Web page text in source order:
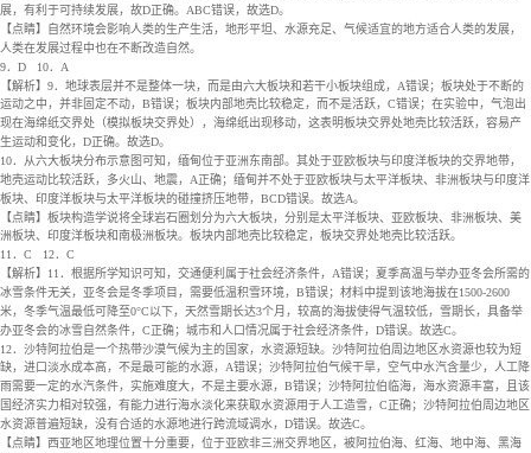
展，有利于可持续发展，故D正确。ABC错误，故选D。
【点睛】自然环境会影响人类的生产生活，地形平坦、水源充足、气候适宜的地方适合人类的发展，
人类在发展过程中也在不断改造自然。
9．D
10．A
【解析】9．地球表层并不是整体一块，而是由六大板块和若干小板块组成，A错误；板块处于不断的
运动之中，并非固定不动，B错误；板块内部地壳比较稳定，而不是活跃，C错误；在实验中，气泡出
现在海绵纸交界处（模拟板块交界处），海绵纸出现移动，这表明板块交界处地壳比较活跃，容易产
生运动和变化，D正确。故选D。
10．从六大板块分布示意图可知，缅甸位于亚洲东南部。其处于亚欧板块与印度洋板块的交界地带，
地壳运动比较活跃，多火山、地震，A正确；缅甸并不处于亚欧板块与太平洋板块、非洲板块与印度洋
板块、印度洋板块与太平洋板块的碰撞挤压地带，BCD错误。故选A。
【点睛】板块构造学说将全球岩石圈划分为六大板块，分别是太平洋板块、亚欧板块、非洲板块、美
洲板块、印度洋板块和南极洲板块。板块内部地壳比较稳定，板块交界处地壳比较活跃。
11．C
12．C
【解析】11．根据所学知识可知，交通便利属于社会经济条件，A错误；夏季高温与举办亚冬会所需的
冰雪条件无关，亚冬会是冬季项目，需要低温积雪环境，B错误；材料中提到该地海拔在1500-2600
米，冬季气温最低可降至0°C以下，天然雪期长达3个月，较高的海拔使得气温较低，雪期长，具备举
办亚冬会的冰雪自然条件，C正确；城市和人口情况属于社会经济条件，D错误。故选C。
12．沙特阿拉伯是一个热带沙漠气候为主的国家，水资源短缺。沙特阿拉伯周边地区水资源也较为短
缺，进口淡水成本高，不是最可能的水源，A错误；沙特阿拉伯气候干旱，空气中水汽含量少，人工降
雨需要一定的水汽条件，实施难度大，不是主要水源，B错误；沙特阿拉伯临海，海水资源丰富，且该
国经济实力相对较强，有能力进行海水淡化来获取水资源用于人工造雪，C正确；沙特阿拉伯周边地区
水资源普遍短缺，没有合适的水源地进行跨流域调水，D错误。故选C。
【点睛】西亚地区地理位置十分重要，位于亚欧非三洲交界地区，被阿拉伯海、红海、地中海、黑海